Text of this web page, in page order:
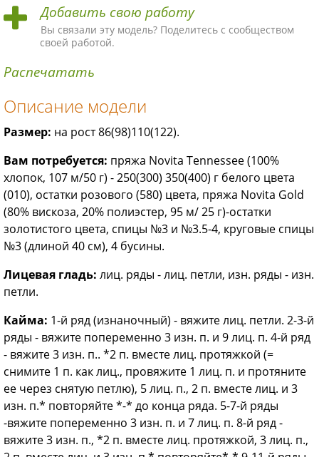
ма
ма ма ма ма!
Добавить свою работу
Вы связали эту модель? Поделитесь с сообществом
своей работой.
Распечатать
Описание модели
Размер: на рост 86(98)110(122).
Вам потребуется: пряжа Novita Tennessee (100%
хлопок, 107 м/50 г) - 250(300) 350(400) г белого цвета
(010), остатки розового (580) цвета, пряжа Novita Gold
(80% вискоза, 20% полиэстер, 95 м/ 25 г)-остатки
золотистого цвета, спицы №3 и №3.5-4, круговые спицы
№3 (длиной 40 см), 4 бусины.
Лицевая гладь: лиц. ряды - лиц. петли, изн. ряды - изн.
петли.
Кайма: 1-й ряд (изнаночный) - вяжите лиц. петли. 2-3-й
ряды - вяжите попеременно 3 изн. п. и 9 лиц. п. 4-й ряд
- вяжите 3 изн. п.. *2 п. вместе лиц. протяжкой (=
снимите 1 п. как лиц., провяжите 1 лиц. п. и протяните
ее через снятую петлю), 5 лиц. п., 2 п. вместе лиц. и 3
изн. п.* повторяйте *-* до конца ряда. 5-7-й ряды
-вяжите попеременно 3 изн. п. и 7 лиц. п. 8-й ряд -
вяжите 3 изн. п., *2 п. вместе лиц. протяжкой, 3 лиц. п.,